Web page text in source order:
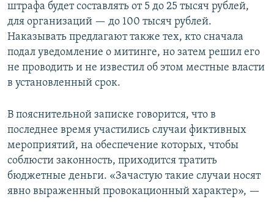
штрафа будет составлять от 5 до 25 тысяч рублей,
для организаций — до 100 тысяч рублей.
Наказывать предлагают также тех, кто сначала
подал уведомление о митинге, но затем решил его
не проводить и не известил об этом местные власти
в установленный срок.
В пояснительной записке говорится, что в
последнее время участились случаи фиктивных
мероприятий, на обеспечение которых, чтобы
соблюсти законность, приходится тратить
бюджетные деньги. «Зачастую такие случаи носят
явно выраженный провокационный характер», —